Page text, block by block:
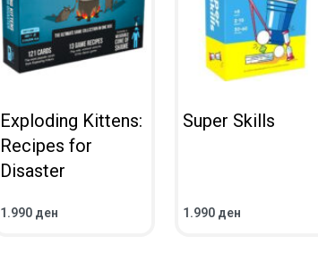
Exploding Kittens:
Recipes for
Disaster
1.990 ден
ВО КОШНИЧКА
Super Skills
1.990 ден
ВО КОШНИЧКА